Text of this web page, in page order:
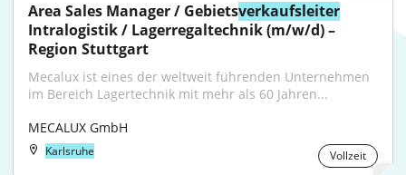
Area Sales Manager / Gebietsverkaufsleiter
Intralogistik / Lagerregaltechnik (m/w/d) –
Region Stuttgart
Mecalux ist eines der weltweit führenden Unternehmen
im Bereich Lagertechnik mit mehr als 60 Jahren...
MECALUX GmbH
Karlsruhe Vollzeit